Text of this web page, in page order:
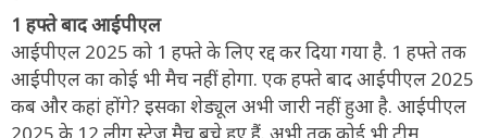
1 हफ्ते बाद आईपीएल
आईपीएल 2025 को 1 हफ्ते के लिए रद्द कर दिया गया है. 1 हफ्ते तक
आईपीएल का कोई भी मैच नहीं होगा. एक हफ्ते बाद आईपीएल 2025
कब और कहां होंगे? इसका शेड्यूल अभी जारी नहीं हुआ है. आईपीएल
2025 के 12 लीग स्टेज मैच बचे हुए हैं. अभी तक कोई भी टीम